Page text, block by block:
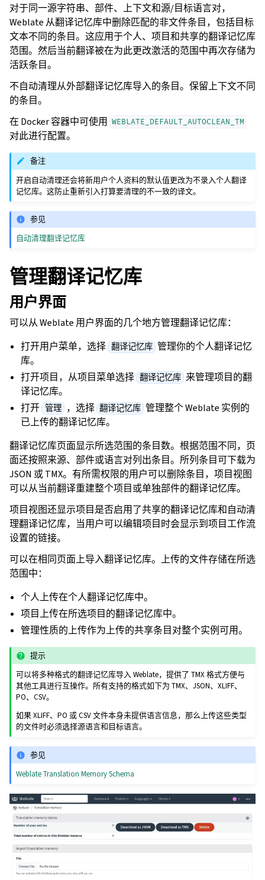
对于同一源字符串、部件、上下文和源/目标语言对，
Weblate 从翻译记忆库中删除匹配的非文件条目，包括目标
文本不同的条目。这应用于个人、项目和共享的翻译记忆库
范围。然后当前翻译被在为此更改激活的范围中再次存储为
活跃条目。
不自动清理从外部翻译记忆库导入的条目。保留上下文不同
的条目。
在 Docker 容器中可使用 WEBLATE_DEFAULT_AUTOCLEAN_TM
对此进行配置。
备注
开启自动清理还会将新用户个人资料的默认值更改为不录入个人翻译
记忆库。这防止重新引入打算要清理的不一致的译文。
参见
自动清理翻译记忆库
管理翻译记忆库
用户界面
可以从 Weblate 用户界面的几个地方管理翻译记忆库：
打开用户菜单，选择 翻译记忆库 管理你的个人翻译记忆
库。
打开项目，从项目菜单选择 翻译记忆库 来管理项目的翻
译记忆库。
打开 管理 ，选择 翻译记忆库 管理整个 Weblate 实例的
已上传的翻译记忆库。
翻译记忆库页面显示所选范围的条目数。根据范围不同，页
面还按照来源、部件或语言对列出条目。所列条目可下载为
JSON 或 TMX。有所需权限的用户可以删除条目，项目视图
可以从当前翻译重建整个项目或单独部件的翻译记忆库。
项目视图还显示项目是否启用了共享的翻译记忆库和自动清
理翻译记忆库，当用户可以编辑项目时会显示到项目工作流
设置的链接。
可以在相同页面上导入翻译记忆库。上传的文件存储在所选
范围中：
个人上传在个人翻译记忆库中。
项目上传在所选项目的翻译记忆库中。
管理性质的上传作为上传的共享条目对整个实例可用。
提示
可以将多种格式的翻译记忆库导入 Weblate，提供了 TMX 格式方便与
其他工具进行互操作。所有支持的格式如下为 TMX、JSON、XLIFF、
PO、CSV。
如果 XLIFF、PO 或 CSV 文件本身未提供语言信息，那么上传这些类型
的文件时必须选择源语言和目标语言。
参见
Weblate Translation Memory Schema